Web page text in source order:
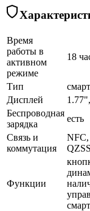
Время
работы в
активном
режиме
18
Тип
Дисплей
Беспроводная
зарядка
есть
Связь и
коммутация
QZSS
Функции